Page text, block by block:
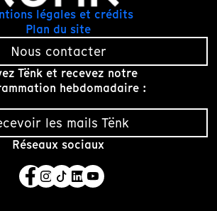
légales et crédits
Plan du site
Nous contacter
Tënk et recevez notre
hebdomadaire :
les mails Tënk
Réseaux sociaux